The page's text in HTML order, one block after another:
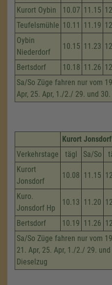
Kurort Oybin
10.07 11.15
Teufelsmühle 10.11 11.19
Oybin
Niederdorf
10.15 11.23
Bertsdorf 10.18 11.26
Sa/So Züge fahren nur vom
Apr, 25. Apr, 1./2./ 29. und
Kurort
Verkehrstage
tägl Sa/So
Kurort
Jonsdorf
10.08 11.15
Kuro.
Jonsdorf Hp
10.13 11.20
Bertsdorf 10.19 11.26
Sa/So Züge fahren nur vom
21. Apr, 25. Apr, 1./2./ 29.
Dieselzug